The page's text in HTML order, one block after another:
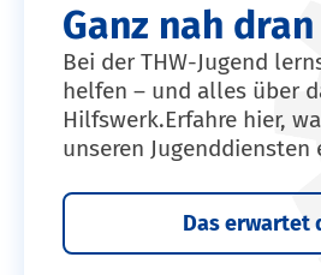
Ganz nah dran
Bei der THW-Jugend
helfen – und alles über
Hilfswerk.Erfahre hier,
unseren Jugenddiensten
Das erwartet